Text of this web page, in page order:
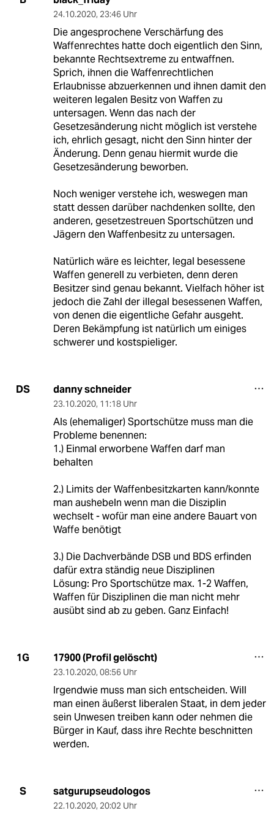
24.10.2020, 23:46 Uhr
Die angesprochene Verschärfung des
Waffenrechtes hatte doch eigentlich den Sinn,
bekannte Rechtsextreme zu entwaffnen.
Sprich, ihnen die Waffenrechtlichen
Erlaubnisse abzuerkennen und ihnen damit den
weiteren legalen Besitz von Waffen zu
untersagen. Wenn das nach der
Gesetzesänderung nicht möglich ist verstehe
ich, ehrlich gesagt, nicht den Sinn hinter der
Änderung. Denn genau hiermit wurde die
Gesetzesänderung beworben.
Noch weniger verstehe ich, weswegen man
statt dessen darüber nachdenken sollte, den
anderen, gesetzestreuen Sportschützen und
Jägern den Waffenbesitz zu untersagen.
Natürlich wäre es leichter, legal besessene
Waffen generell zu verbieten, denn deren
Besitzer sind genau bekannt. Vielfach höher ist
jedoch die Zahl der illegal besessenen Waffen,
von denen die eigentliche Gefahr ausgeht.
Deren Bekämpfung ist natürlich um einiges
schwerer und kostspieliger.
DS danny schneider
23.10.2020, 11:18 Uhr
Als (ehemaliger) Sportschütze muss man die
Probleme benennen:
1.) Einmal erworbene Waffen darf man
behalten
2.) Limits der Waffenbesitzkarten kann/konnte
man aushebeln wenn man die Disziplin
wechselt - wofür man eine andere Bauart von
Waffe benötigt
3.) Die Dachverbände DSB und BDS erfinden
dafür extra ständig neue Disziplinen
Lösung: Pro Sportschütze max. 1-2 Waffen,
Waffen für Disziplinen die man nicht mehr
ausübt sind ab zu geben. Ganz Einfach!
1G 17900 (Profil gelöscht)
23.10.2020, 08:56 Uhr
Irgendwie muss man sich entscheiden. Will
man einen äußerst liberalen Staat, in dem jeder
sein Unwesen treiben kann oder nehmen die
Bürger in Kauf, dass ihre Rechte beschnitten
werden.
S satgurupseudologos
22.10.2020, 20:02 Uhr